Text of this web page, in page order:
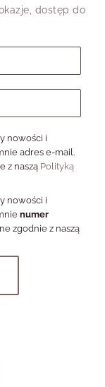
serca od
się zarówno z
im
czy rocznice –
że Twoje kolczyki
podkreślać Twój
dostęp do
nowości i
adres e-mail.
z naszą Polityką
nowości i
numer
zgodnie z naszą